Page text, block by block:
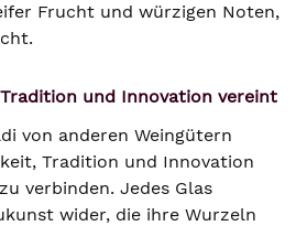
Frucht und würzigen Noten,
und Innovation vereint
von anderen Weingütern
Tradition und Innovation
verbinden. Jedes Glas
wider, die ihre Wurzeln